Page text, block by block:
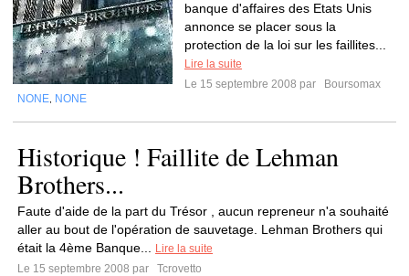
banque d'affaires des Etats Unis
annonce se placer sous la
protection de la loi sur les faillites...
Lire la suite
Le 15 septembre 2008 par
Boursomax
NONE NONE
Historique ! Faillite de Lehman
Brothers...
Faute d'aide de la part du Trésor , aucun repreneur n'a souhaité
aller au bout de l'opération de sauvetage. Lehman Brothers qui
était la 4ème Banque...
Lire la suite
Le 15 septembre 2008 par
Tcrovetto